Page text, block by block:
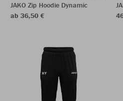
JAKO Zip Hoodie Dynamic
ab 36,50 €